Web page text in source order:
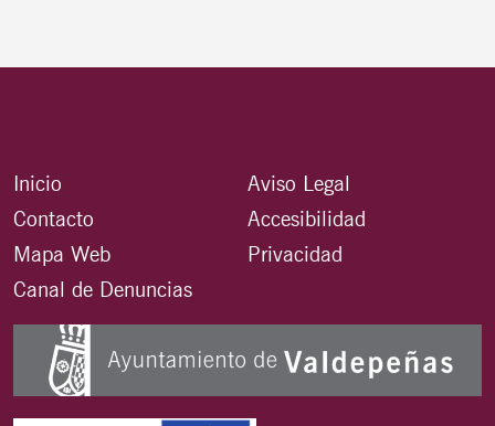
Inicio
Contacto
Mapa Web
Canal de Denuncias
Aviso Legal
Accesibilidad
Privacidad